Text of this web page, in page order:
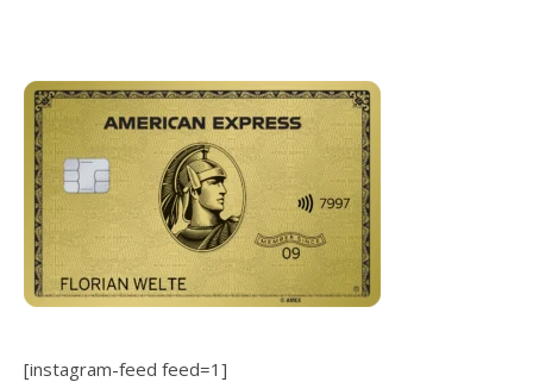
[instagram-feed feed=1]